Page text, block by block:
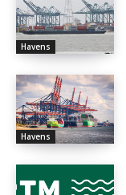
Havens
Havens